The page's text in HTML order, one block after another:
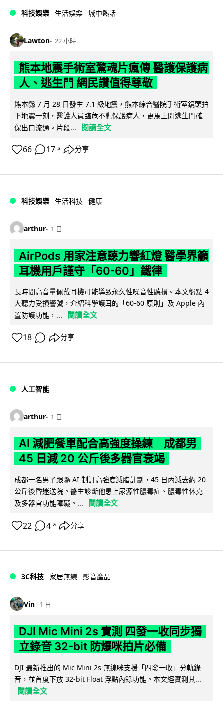
科技娛樂 生活娛樂 城中熱話
Lawton 22 小時
熊本地震手術室驚魂片瘋傳 醫護保護病
人、逃生門 網民讚值得尊敬
熊本縣 7 月 28 日發生 7.1 級地震，熊本綜合醫院手術室鏡頭拍
下地震一刻，醫護人員臨危不亂保護病人，更馬上開逃生門確
保出口流通。片段...
閱讀全文
66 17 ↗ 分享
科技娛樂 生活科技 健康
arthur 1 日
AirPods 用家注意聽力響紅燈 醫學界籲
耳機用戶謹守「60-60」鐵律
長時間高音量佩戴耳機可能導致永久性噪音性聽損。本文盤點 4
大聽力受損警號，介紹科學護耳的「60-60 原則」及 Apple 內
置防護功能，...
閱讀全文
18 分享
人工智能
arthur 1 日
AI 減肥餐單配合高強度操練 成都男
45 日減 20 公斤後多器官衰竭
成都一名男子跟隨 AI 制訂高強度減脂計劃，45 日內減去約 20
公斤後昏迷送院。醫生診斷他患上尿源性膿毒症、膿毒性休克
及多器官功能障礙。...
閱讀全文
22 4 ↗ 分享
3C科技 家居無線 影音產品
Vin 1 日
DJI Mic Mini 2s 實測 四發一收同步獨
立錄音 32-bit 防爆咪拍片必備
DJI 最新推出的 Mic Mini 2s 無線咪支援「四發一收」分軌錄
音，並首度下放 32-bit Float 浮點內錄功能。本文經實測其...
閱讀全文